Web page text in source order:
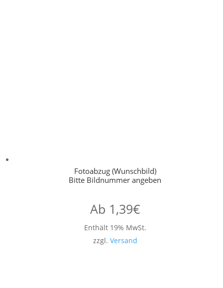
Fotoabzug (Wunschbild)
Bitte Bildnummer angeben
Ab 1,39€
Enthält 19% MwSt.
zzgl. Versand